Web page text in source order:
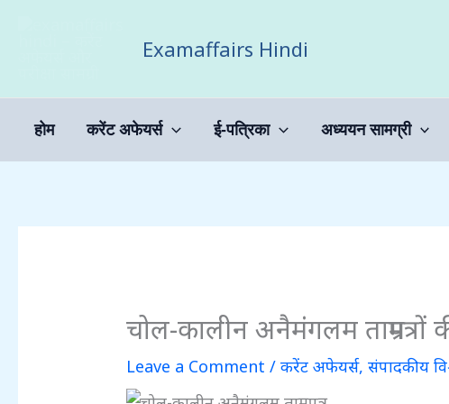
Examaffairs Hindi
होम करेंट अफेयर्स ई-पत्रिका अध्ययन सामग्री
चोल-कालीन अनैमंगलम ताम्रपत्रों
Leave a Comment /करेंट अफेयर्स,संपादकीय